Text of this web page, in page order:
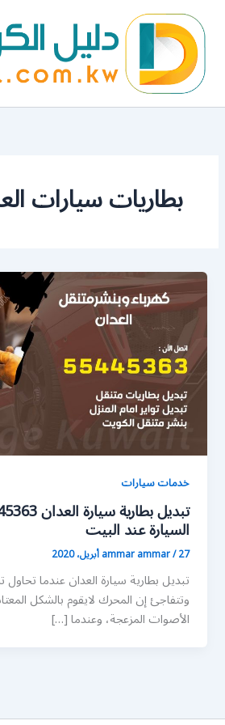
المحتوى
بطاريات سيارات
خدمات سيارات
السيارة عند البيت
ammar ammar/27 أبريل، 2020
تبديل بطارية سيارة العدان عندما
وتتفاجئ إن المحرك لايقوم بالشكل
الأصوات المزعجة، وعندما […]